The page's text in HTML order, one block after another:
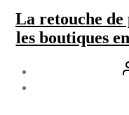
La retouche
les boutiques
de